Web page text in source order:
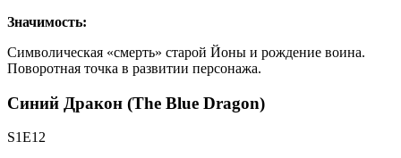
Значимость:
Символическая «смерть» старой Йоны и рождение воина.
Поворотная точка в развитии персонажа.
Синий Дракон (The Blue Dragon)
S1E12